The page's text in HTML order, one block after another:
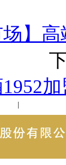
场】
一
|